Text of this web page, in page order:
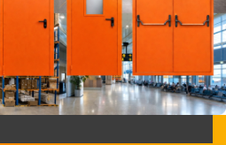
В подъезд
Нестандартные